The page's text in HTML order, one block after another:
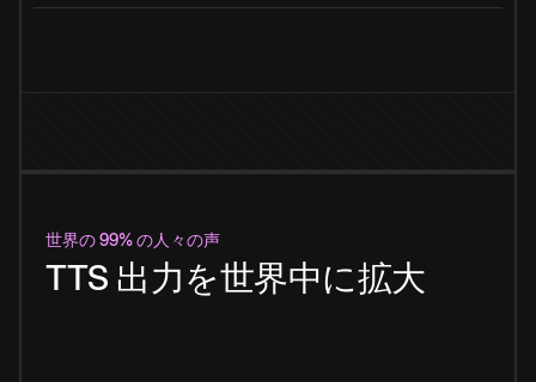
世界の 99% の人々の声
TTS 出力を世界中に拡大